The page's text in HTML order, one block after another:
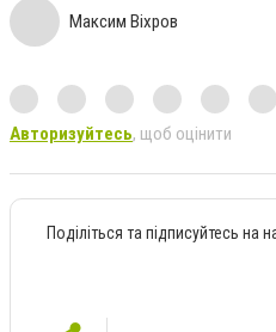
Максим Віхров
Авторизуйтесь, щоб оцінити
Поділіться та підписуйтесь на